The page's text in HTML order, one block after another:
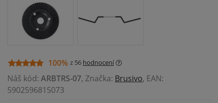
100% z 56 hodnocení
Náš kód: ARBTRS-07, Značka: Brusivo, EAN:
5902596815073